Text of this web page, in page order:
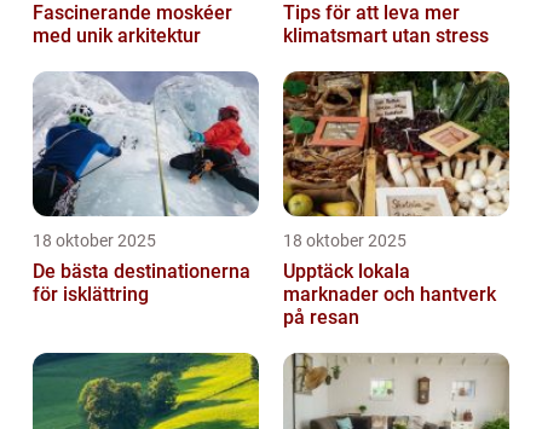
Fascinerande moskéer
med unik arkitektur
Tips för att leva mer
klimatsmart utan stress
18 oktober 2025
De bästa destinationerna
för isklättring
18 oktober 2025
Upptäck lokala
marknader och hantverk
på resan